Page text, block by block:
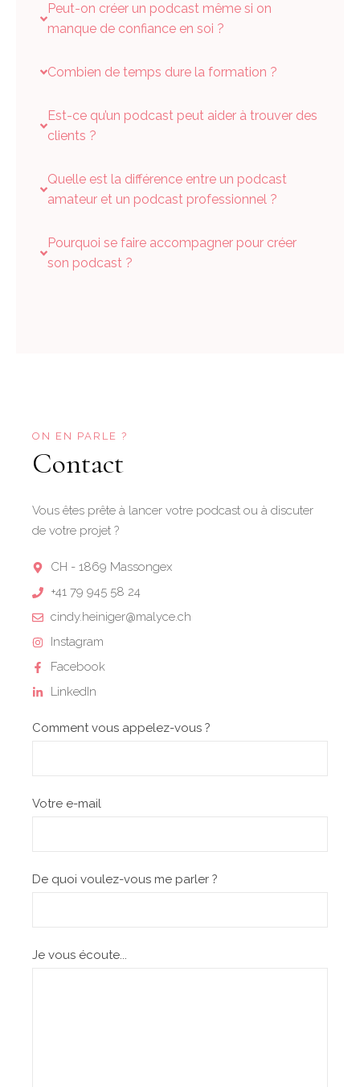
Peut-on créer un podcast même si on
manque de confiance en soi ?
Combien de temps dure la formation ?
Est-ce qu’un podcast peut aider à trouver des
clients ?
Quelle est la différence entre un podcast
amateur et un podcast professionnel ?
Pourquoi se faire accompagner pour créer
son podcast ?
ON EN PARLE ?
Contact
Vous êtes prête à lancer votre podcast ou à discuter
de votre projet ?
CH - 1869 Massongex
+41 79 945 58 24
cindy.heiniger@malyce.ch
Instagram
Facebook
LinkedIn
Comment vous appelez-vous ?
Votre e-mail
De quoi voulez-vous me parler ?
Je vous écoute...